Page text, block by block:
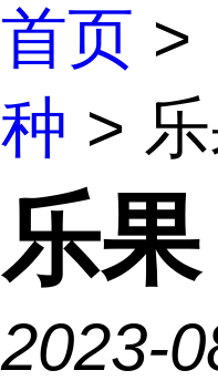
首页 >
种 >
乐果
2023-